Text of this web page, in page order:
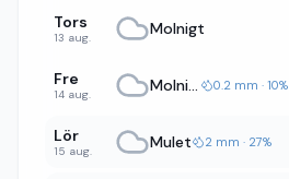
Tors
13 aug. Molnigt
Fre
14 aug. Molnigt 0.2 mm · 10%
Lör
15 aug. Mulet 2 mm · 27%